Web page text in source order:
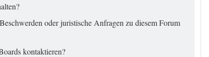
oder juristische Anfragen zu diesem Forum
kontaktieren?